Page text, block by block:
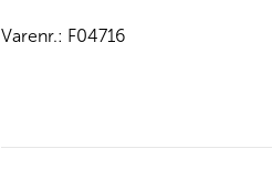
Varenr.: F04716